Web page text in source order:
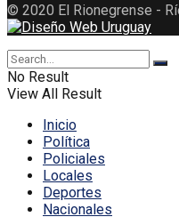
© 2020 El Rionegrense -
No Result
View All Result
Inicio
Política
Policiales
Locales
Deportes
Nacionales